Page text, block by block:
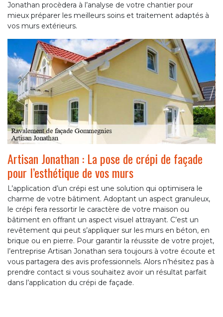
Jonathan procèdera à l’analyse de votre chantier pour
mieux préparer les meilleurs soins et traitement adaptés à
vos murs extérieurs.
Artisan Jonathan : La pose de crépi de façade
pour l’esthétique de vos murs
L’application d’un crépi est une solution qui optimisera le
charme de votre bâtiment. Adoptant un aspect granuleux,
le crépi fera ressortir le caractère de votre maison ou
bâtiment en offrant un aspect visuel attrayant. C’est un
revêtement qui peut s’appliquer sur les murs en béton, en
brique ou en pierre. Pour garantir la réussite de votre projet,
l’entreprise Artisan Jonathan sera toujours à votre écoute et
vous partagera des avis professionnels. Alors n’hésitez pas à
prendre contact si vous souhaitez avoir un résultat parfait
dans l’application du crépi de façade.